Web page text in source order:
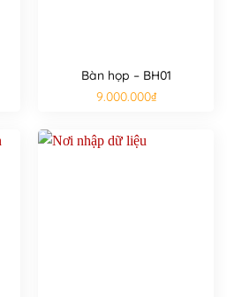
Bàn họp – BH01
9.000.000₫